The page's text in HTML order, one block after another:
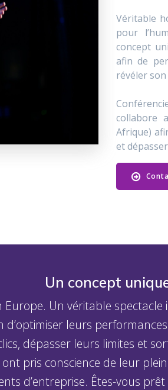
Véritable
pour
concept
afin de
révéler
collabore
Afrique)
et
Un concept
Un véritable
leurs
dépasser leurs limites et
pris conscience de leur
d’entreprise. Êtes-vous